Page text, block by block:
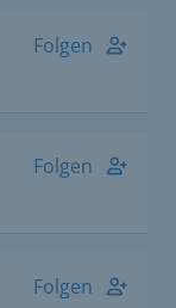
Folgen
Folgen
Folgen